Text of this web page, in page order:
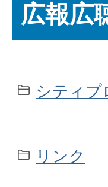
広報広
シティプ
リンク